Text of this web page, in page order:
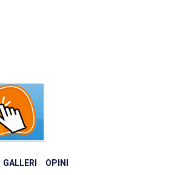
GALLERI OPINI